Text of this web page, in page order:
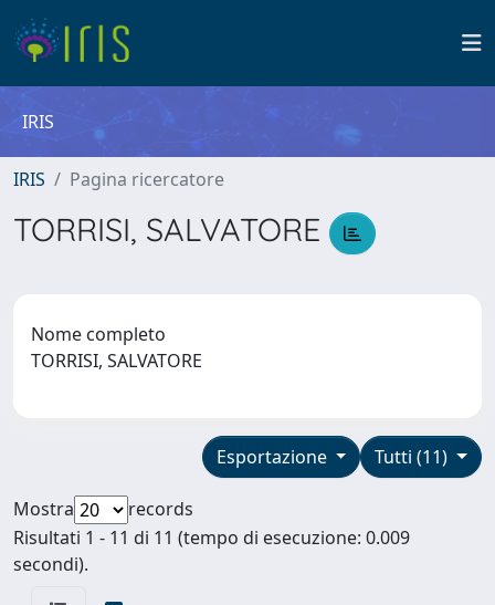
IRIS
IRIS Pagina ricercatore
TORRISI, SALVATORE
Nome completo
TORRISI, SALVATORE
Tutti (11)
Esportazione
Mostra
records
Risultati 1 - 11 di 11 (tempo di esecuzione: 0.009
secondi).